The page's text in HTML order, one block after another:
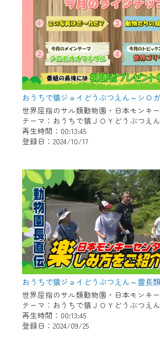
テーマ：おうちで猿ＪＯＹどうぶつえん
再生時間：00:13:45
登録日：2024/10/17
テーマ：おうちで猿ＪＯＹどうぶつえん
再生時間：00:13:45
登録日：2024/09/25